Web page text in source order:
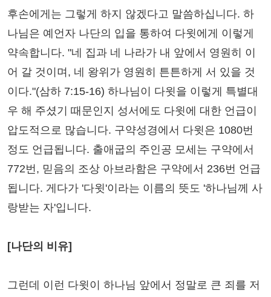
후손에게는 그렇게 하지 않겠다고 말씀하십니다. 하
나님은 예언자 나단의 입을 통하여 다윗에게 이렇게
약속합니다. "네 집과 네 나라가 내 앞에서 영원히 이
어 갈 것이며, 네 왕위가 영원히 튼튼하게 서 있을 것
이다."(삼하 7:15-16) 하나님이 다윗을 이렇게 특별대
우 해 주셨기 때문인지 성서에도 다윗에 대한 언급이
압도적으로 많습니다. 구약성경에서 다윗은 1080번
정도 언급됩니다. 출애굽의 주인공 모세는 구약에서
772번, 믿음의 조상 아브라함은 구약에서 236번 언급
됩니다. 게다가 '다윗'이라는 이름의 뜻도 '하나님께 사
랑받는 자'입니다.
[나단의 비유]
그런데 이런 다윗이 하나님 앞에서 정말로 큰 죄를 저